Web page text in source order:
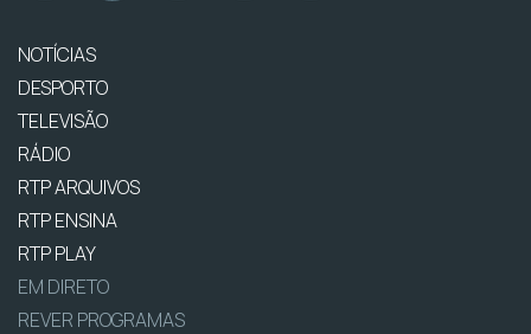
NOTÍCIAS
DESPORTO
TELEVISÃO
RÁDIO
RTP ARQUIVOS
RTP ENSINA
RTP PLAY
EM DIRETO
REVER PROGRAMAS